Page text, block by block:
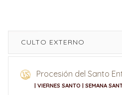
CULTO EXTERNO
Procesión del Santo
| VIERNES SANTO | SEMANA